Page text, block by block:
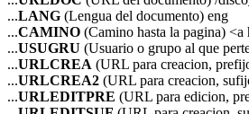
...LANG (Lengua del documento) eng
...CAMINO (Camino hasta la pagina)
...USUGRU (Usuario o grupo al que
...URLCREA (URL para creacion,
...URLCREA2 (URL para creacion,
...URLEDITPRE (URL para edicion,